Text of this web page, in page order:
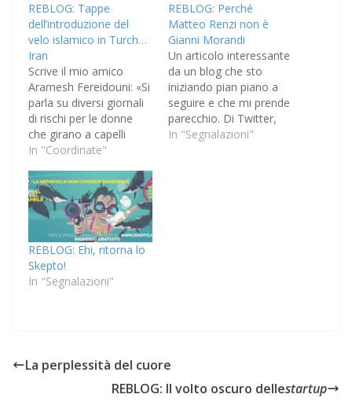
REBLOG: Tappe
dell’introduzione del
velo islamico in Turch…
Iran
Scrive il mio amico
Aramesh Fereidouni: «Si
parla su diversi giornali
di rischi per le donne
che girano a capelli
scoperti in Turchia. Vi
mio vecchio post (in
realtà traducevo un
articolo) sulle tappe
dell'introduzione
dell'abbigliamento
islamico in Iran, a
partire dal 1979. Il velo
non è tradizione. Il
In "Coordinate"
REBLOG: Perché
Matteo Renzi non è
Gianni Morandi
Un articolo interessante
da un blog che sto
iniziando pian piano a
seguire e che mi prende
parecchio. Di Twitter,
vecchi Gianni, giovini
In "Segnalazioni"
REBLOG: Ehi, ritorna lo
Skepto!
In "Segnalazioni"
La perplessità del cuore
REBLOG: Il volto oscuro dellestartup